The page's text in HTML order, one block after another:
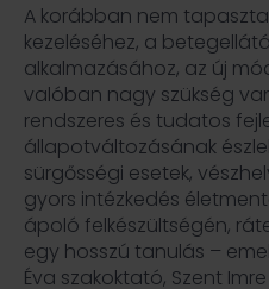
A korábban nem
kezeléséhez, a
alkalmazásához, az új
valóban nagy szükség
rendszeres és tudatos
állapotváltozásának
sürgősségi esetek,
gyors intézkedés
ápoló felkészültségén,
egy hosszú tanulás –
Éva szakoktató, Szent